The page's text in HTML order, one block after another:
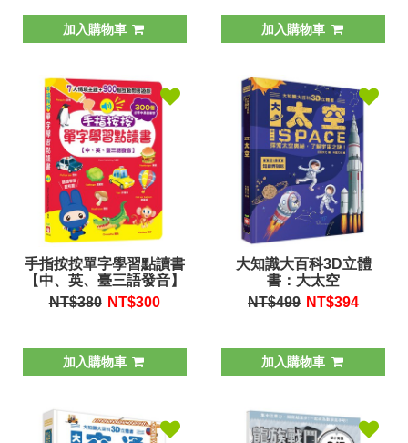
加入購物車 加入購物車
手指按按單字學習點讀書
【中、英、臺三語發音】
NT$380 NT$300
加入購物車
大知識大百科3D立體
書：大太空
NT$499 NT$394
加入購物車